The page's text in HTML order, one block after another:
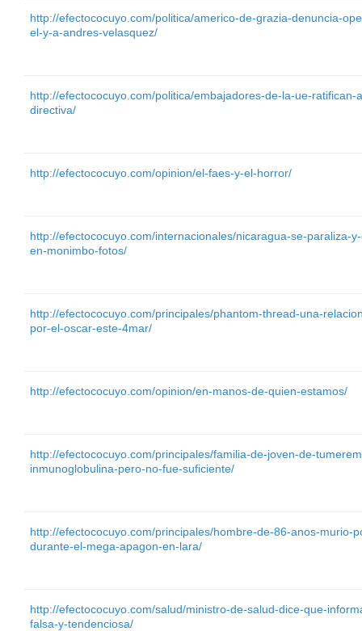
http://efectococuyo.com/politica/americo-de-grazia-denuncia-
el-y-a-andres-velasquez/
http://efectococuyo.com/politica/embajadores-de-la-ue-
directiva/
http://efectococuyo.com/opinion/el-faes-y-el-horror/
http://efectococuyo.com/internacionales/nicaragua-se-paraliza-
en-monimbo-fotos/
http://efectococuyo.com/principales/phantom-thread-una-
por-el-oscar-este-4mar/
http://efectococuyo.com/opinion/en-manos-de-quien-estamos/
http://efectococuyo.com/principales/familia-de-joven-de-
inmunoglobulina-pero-no-fue-suficiente/
http://efectococuyo.com/principales/hombre-de-86-anos-murio-
durante-el-mega-apagon-en-lara/
http://efectococuyo.com/salud/ministro-de-salud-dice-que-
falsa-y-tendenciosa/